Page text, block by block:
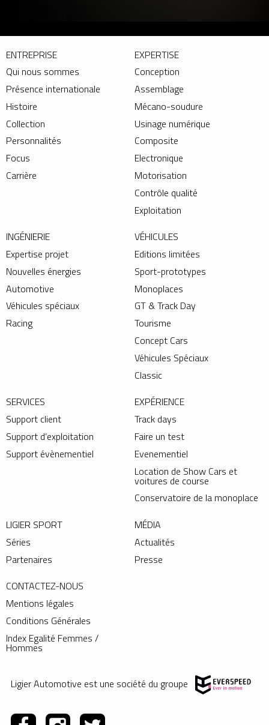
ENTREPRISE
Qui nous sommes
Présence internationale
Histoire
Collection
Personnalités
Focus
Carrière
EXPERTISE
Conception
Assemblage
Mécano-soudure
Usinage numérique
Composite
Electronique
Motorisation
Contrôle qualité
Exploitation
INGÉNIERIE
Expertise projet
Nouvelles énergies
Automotive
Véhicules spéciaux
Racing
VÉHICULES
Editions limitées
Sport-prototypes
Monoplaces
GT & Track Day
Tourisme
Concept Cars
Véhicules Spéciaux
Classic
SERVICES
Support client
Support d’exploitation
Support évènementiel
EXPÉRIENCE
Track days
Faire un test
Evenementiel
Location de Show Cars et
voitures de course
Conservatoire de la monoplace
LIGIER SPORT
Séries
Partenaires
MÉDIA
Actualités
Presse
CONTACTEZ-NOUS
Mentions légales
Conditions Générales
Index Egalité Femmes /
Hommes
Ligier Automotive est une société du groupe